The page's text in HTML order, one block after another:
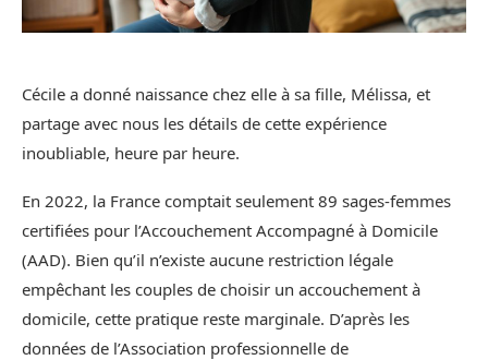
Cécile a donné naissance chez elle à sa fille, Mélissa, et
partage avec nous les détails de cette expérience
inoubliable, heure par heure.
En 2022, la France comptait seulement 89 sages-femmes
certifiées pour l’Accouchement Accompagné à Domicile
(AAD). Bien qu’il n’existe aucune restriction légale
empêchant les couples de choisir un accouchement à
domicile, cette pratique reste marginale. D’après les
données de l’Association professionnelle de